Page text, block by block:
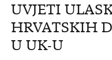
UVJETI
HRVATSKIH
U UK-U